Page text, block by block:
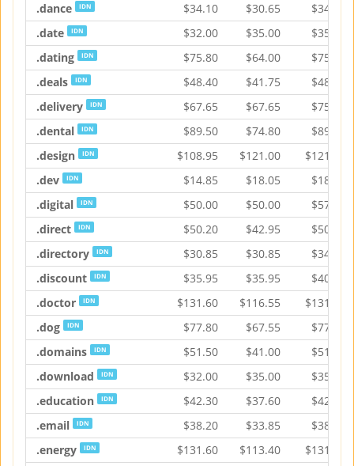
.dance
IDN $34.10 $30.65 $34.10
.date
IDN $32.00 $35.00 $35.90
.dating
IDN $75.80 $64.00 $75.80
.deals
IDN $48.40 $41.75 $48.40
.delivery
IDN $67.65 $67.65 $75.85
.dental
IDN $89.50 $74.80 $89.50
.design
IDN $108.95 $121.00 $121.00
.dev
IDN $14.85 $18.05 $18.05
.digital
IDN $50.00 $50.00 $57.00
.direct
IDN $50.20 $42.95 $50.20
.directory
IDN $30.85 $30.85 $34.20
.discount
IDN $35.95 $35.95 $40.20
.doctor
IDN $131.60 $116.55 $131.60
.dog
IDN $77.80 $67.55 $77.80
.domains
IDN $51.50 $41.00 $51.50
.download
IDN $32.00 $35.00 $35.90
.education
IDN $42.30 $37.60 $42.30
.email
IDN $38.20 $33.85 $38.20
.energy
IDN $131.60 $113.40 $131.60